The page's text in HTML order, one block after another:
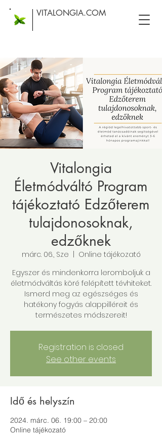
VITALONGIA.COM
Vitalongia
Életmódváltó Program
tájékoztató Edzőterem
tulajdonosoknak,
edzőknek
márc. 06., Sze
Online tájékozató
Egyszer és mindenkorra leromboljuk a
életmódváltás köré felépített tévhiteket.
Ismerd meg az egészséges és
hatékony fogyás alappilléreit és
természetes módszereit!
Registration is closed
See other events
Idő és helyszín
2024. márc. 06. 19:00 – 20:00
Online tájékozató